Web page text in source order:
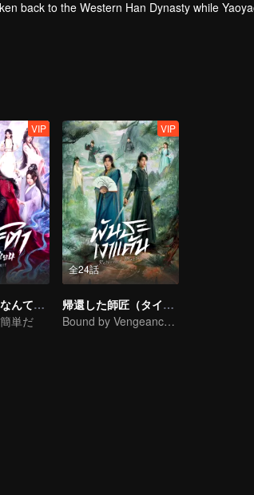
back to the Western Han Dynasty while
uncover the secrets of Lady Xin Zhui and Li Xi.
VIP
神になるのはなんて簡単なんだ（タイ語吹替）
単だ
全24話
VIP
帰還した師匠（タイ版）
Bound by Vengeance, Entwined by Fate